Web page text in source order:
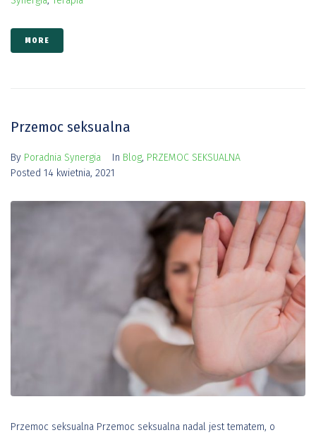
MORE
Przemoc seksualna
By Poradnia Synergia In Blog, PRZEMOC SEKSUALNA
Posted 14 kwietnia, 2021
Przemoc seksualna Przemoc seksualna nadal jest tematem, o